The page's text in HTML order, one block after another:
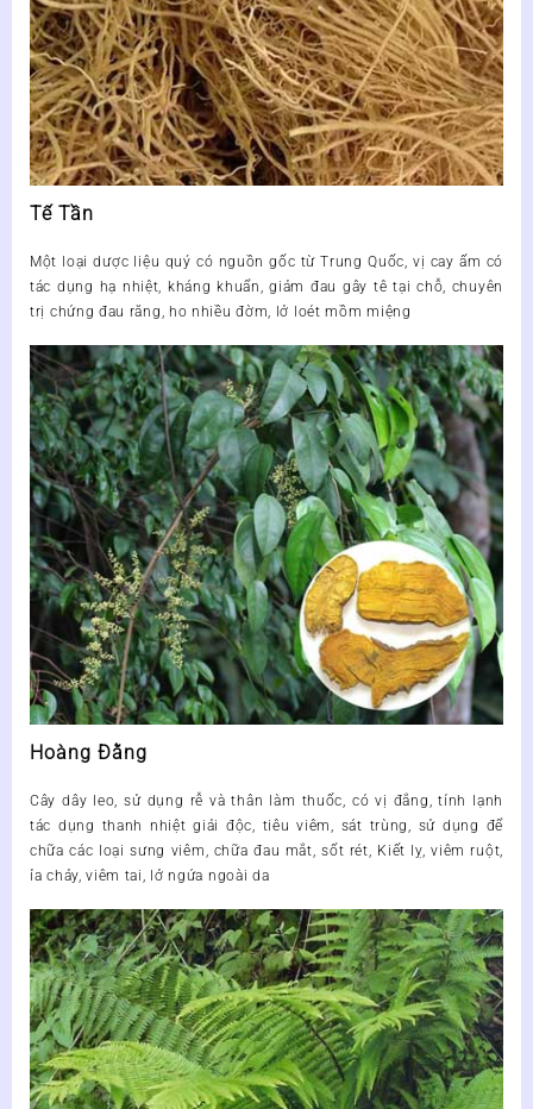
Tế Tần
Một loại dược liệu quý có nguồn gốc từ Trung Quốc, vị cay ấm có
tác dụng hạ nhiệt, kháng khuẩn, giảm đau gây tê tại chỗ, chuyên
trị chứng đau răng, ho nhiều đờm, lở loét mồm miệng
Hoàng Đằng
Cây dây leo, sử dụng rễ và thân làm thuốc, có vị đắng, tính lạnh
tác dụng thanh nhiệt giải độc, tiêu viêm, sát trùng, sử dụng để
chữa các loại sưng viêm, chữa đau mắt, sốt rét, Kiết lỵ, viêm ruột,
ỉa chảy, viêm tai, lở ngứa ngoài da